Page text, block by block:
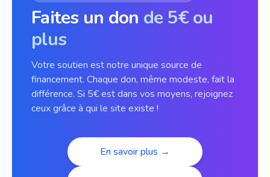
Faites un don de 5€ ou
plus
Votre soutien est notre unique source de
financement. Chaque don, même modeste, fait la
différence. Si 5€ est dans vos moyens, rejoignez
ceux grâce à qui le site existe !
En savoir plus →